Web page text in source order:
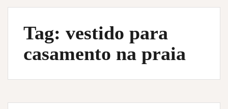
Tag: vestido para
casamento na praia